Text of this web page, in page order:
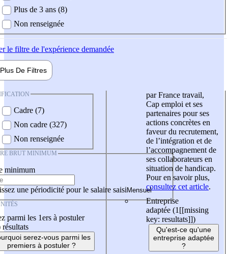
Plus de 3 ans (8)
Non renseignée
le filtre de l'expérience demandée
Plus De Filtres
Cadre (7)
Non cadre (327)
Non renseignée
BRUT MINIMUM
minimum
une périodicité pour le salaire saisi
parmi les 1ers à postuler
résultats
serez-vous parmi les
premiers à postuler ?
par France travail,
Cap emploi et ses
partenaires pour ses
actions concrètes en
faveur du recrutement,
de l’intégration et de
l’accompagnement de
ses collaborateurs en
situation de handicap.
Pour en savoir plus,
consultez cet article.
Entreprise
adaptée (1 [[missing
key: resultats]])
Qu'est-ce qu'une
entreprise adaptée
?